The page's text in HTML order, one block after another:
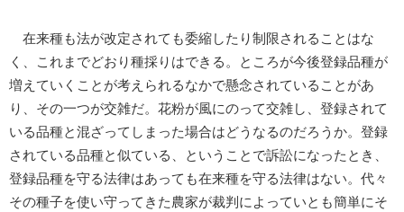
在来種も法が改定されても委縮したり制限されることはな
く、これまでどおり種採りはできる。ところが今後登録品種が
増えていくことが考えられるなかで懸念されていることがあ
り、その一つが交雑だ。花粉が風にのって交雑し、登録されて
いる品種と混ざってしまった場合はどうなるのだろうか。登録
されている品種と似ている、ということで訴訟になったとき、
登録品種を守る法律はあっても在来種を守る法律はない。代々
その種子を使い守ってきた農家が裁判によっていとも簡単にそ